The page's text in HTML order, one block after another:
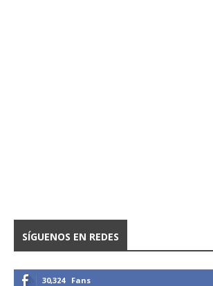
SÍGUENOS EN REDES
30,324 Fans